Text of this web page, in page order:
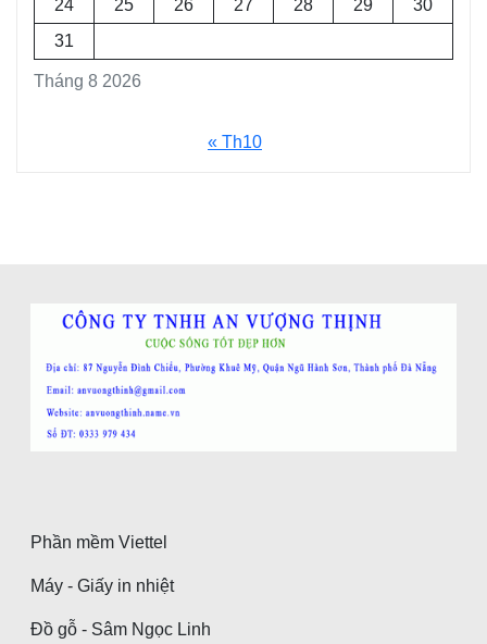
Tháng 8 2026
24
25 26 27 28 29
30
31
« Th10
Phần mềm Viettel
Máy - Giấy in nhiệt
Đồ gỗ - Sâm Ngọc Linh